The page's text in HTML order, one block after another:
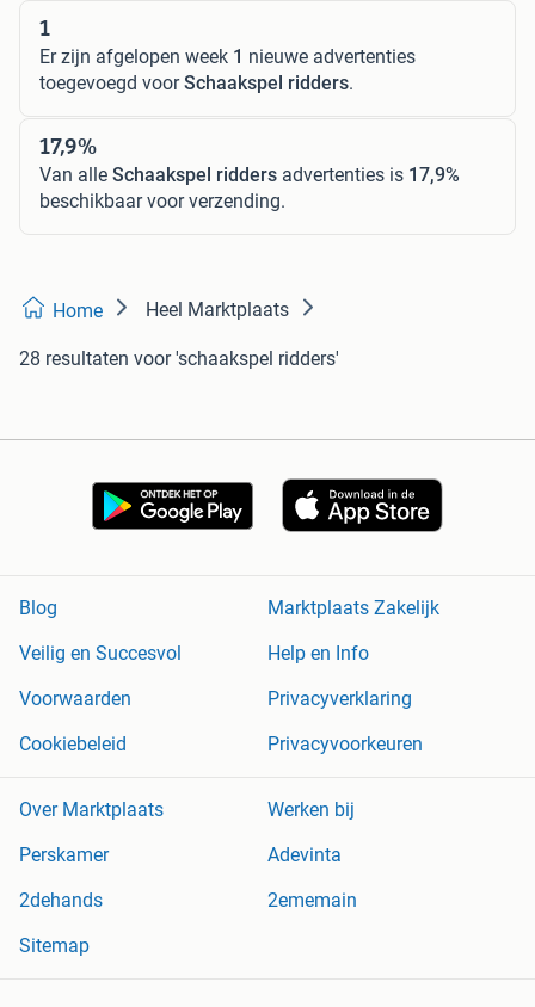
1
Er zijn afgelopen week 1 nieuwe advertenties
toegevoegd voorSchaakspel ridders.
17,9%
Van alle Schaakspel ridders advertenties is 17,9%
beschikbaar voor verzending.
Home Heel Marktplaats
28 resultaten voor 'schaakspel ridders'
Blog
Marktplaats Zakelijk
Veilig en Succesvol
Help en Info
Voorwaarden
Privacyverklaring
Cookiebeleid
Privacyvoorkeuren
Over Marktplaats
Werken bij
Perskamer
Adevinta
2dehands
2ememain
Sitemap